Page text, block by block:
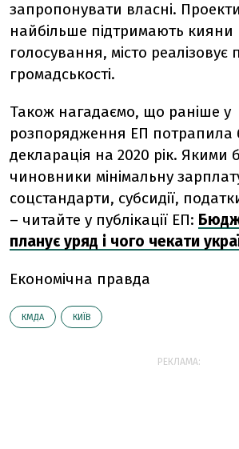
запропонувати власні.
найбільше підтримають
голосування, місто реалізовує
громадськості.
Також нагадаємо, що раніше у
розпорядження ЕП
декларація на 2020 рік. Якими
чиновники мінімальну
соцстандарти, субсидії,
– читайте у публікації ЕП:
планує уряд і чого чекати
Економічна правда
КМДА КИЇВ
РЕКЛАМА: